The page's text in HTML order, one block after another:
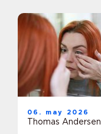
06. may 2026
Thomas Andersen